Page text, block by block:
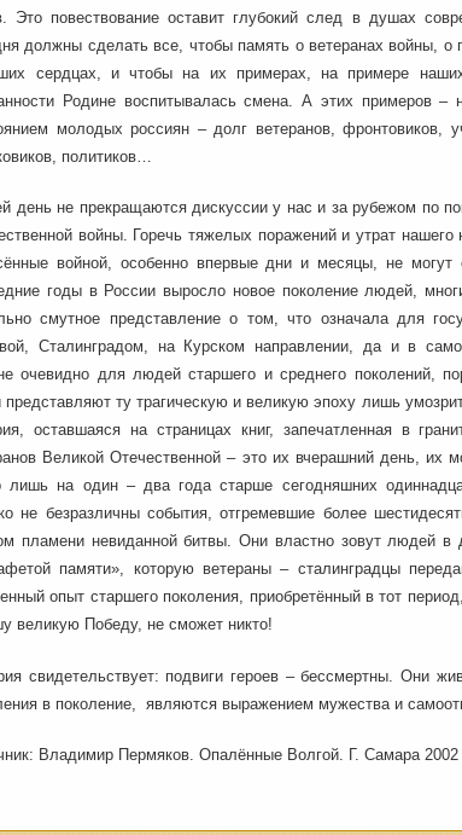
Это повествование оставит глубокий след в душах
должны сделать все, чтобы память о ветеранах войны, о
сердцах, и чтобы на их примерах, на примере
Родине воспитывалась смена. А этих примеров
молодых россиян – долг ветеранов, фронтовиков,
политиков…
день не прекращаются дискуссии у нас и за рубежом по
войны. Горечь тяжелых поражений и утрат
войной, особенно впервые дни и месяцы, не могут
годы в России выросло новое поколение людей,
смутное представление о том, что означала для
Сталинградом, на Курском направлении, да и в
очевидно для людей старшего и среднего поколений,
ту трагическую и великую эпоху лишь
оставшаяся на страницах книг, запечатленная в
Великой Отечественной – это их вчерашний день, их
лишь на один – два года старше сегодняшних
не безразличны события, отгремевшие более
пламени невиданной битвы. Они властно зовут людей в
памяти», которую ветераны – сталинградцы
опыт старшего поколения, приобретённый в тот
великую Победу, не сможет никто!
свидетельствует: подвиги героев – бессмертны. Они
в поколение, являются выражением мужества и
Владимир Пермяков. Опалённые Волгой. Г. Самара 2002